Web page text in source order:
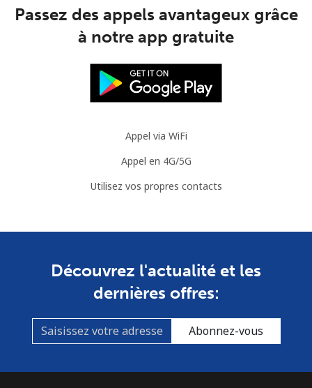
Passez des appels avantageux grâce
à notre app gratuite
Appel via WiFi
Appel en 4G/5G
Utilisez vos propres contacts
Découvrez l'actualité et les
dernières offres:
Abonnez-vous